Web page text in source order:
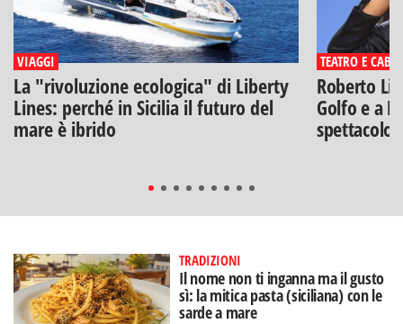
VIAGGI
La "rivoluzione ecologica" di Liberty
Lines: perché in Sicilia il futuro del
mare è ibrido
TEATRO E
Roberto
Golfo e a
spettacolo"
TRADIZIONI
Il nome non ti inganna ma il gusto
sì: la mitica pasta (siciliana) con le
sarde a mare